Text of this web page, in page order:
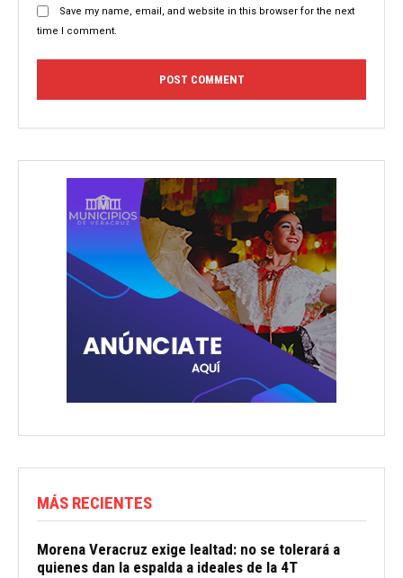
Save my name, email, and website in this browser for the next
time I comment.
MÁS RECIENTES
Morena Veracruz exige lealtad: no se tolerará a
quienes dan la espalda a ideales de la 4T